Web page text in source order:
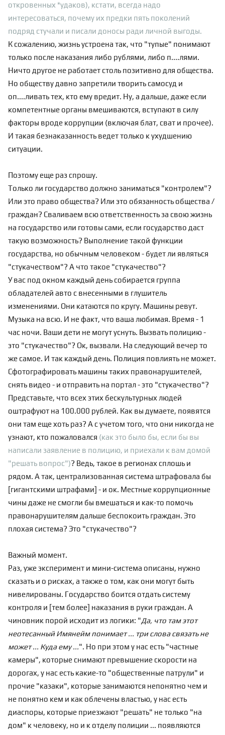
откровенных *удаков), кстати, всегда надо
интересоваться, почему их предки пять поколений
подряд стучали и писали доносы ради личной выгоды.
К сожалению, жизнь устроена так, что "тупые" понимают
только после наказания либо рублями, либо п....лями.
Ничто другое не работает столь позитивно для общества.
Но обществу давно запретили творить самосуд и
оп....ливать тех, кто ему вредит. Ну, а дальше, даже если
компетентные органы вмешиваются, вступают в силу
факторы вроде коррупции (включая блат, сват и прочее).
И такая безнаказанность ведет только к ухудшению
ситуации.
Поэтому еще раз спрошу.
Только ли государство должно заниматься "контролем"?
Или это право общества? Или это обязанность общества /
граждан? Сваливаем всю ответственность за свою жизнь
на государство или готовы сами, если государство даст
такую возможность? Выполнение такой функции
государства, но обычным человеком - будет ли являться
"стукачеством"? А что такое "стукачество"?
У вас под окном каждый день собирается группа
обладателей авто с внесенными в глушитель
изменениями. Они катаются по кругу. Машины ревут.
Музыка на всю. И не факт, что ваша любимая. Время - 1
час ночи. Ваши дети не могут уснуть. Вызвать полицию -
это "стукачество"? Ок, вызвали. На следующий вечер то
же самое. И так каждый день. Полиция повлиять не может.
Сфотографировать машины таких правонарушителей,
снять видео - и отправить на портал - это "стукачество"?
Представьте, что всех этих бескультурных людей
оштрафуют на 100.000 рублей. Как вы думаете, появятся
они там еще хоть раз? А с учетом того, что они никогда не
узнают, кто пожаловался (как это было бы, если бы вы
написали заявление в полицию, и приехали к вам домой
"решать вопрос")? Ведь, такое в регионах сплошь и
рядом. А так, централизованная система штрафовала бы
[гигантскими штрафами] - и ок. Местные коррупционные
чины даже не смогли бы вмешаться и как-то помочь
правонарушителям дальше беспокоить граждан. Это
плохая система? Это "стукачество"?
Важный момент.
Раз, уже эксперимент и мини-система описаны, нужно
сказать и о рисках, а также о том, как они могут быть
нивелированы. Государство боится отдать систему
контроля и [тем более] наказания в руки граждан. А
чиновник порой исходит из логики: "Да, что там этот
неотесанный Имянейм понимает ... три слова связать не
может ... Куда ему ...". Но при этом у нас есть "частные
камеры", которые снимают превышение скорости на
дорогах, у нас есть какие-то "общественные патрули" и
прочие "казаки", которые занимаются непонятно чем и
не понятно кем и как облечены властью, у нас есть
диаспоры, которые приезжают "решать" не только "на
дом" к человеку, но и к отделу полиции ... появляются